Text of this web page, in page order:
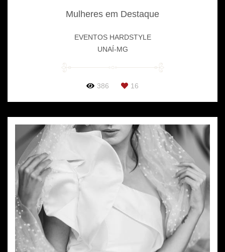
Mulheres em Destaque
EVENTOS HARDSTYLE
UNAÍ-MG
386 16